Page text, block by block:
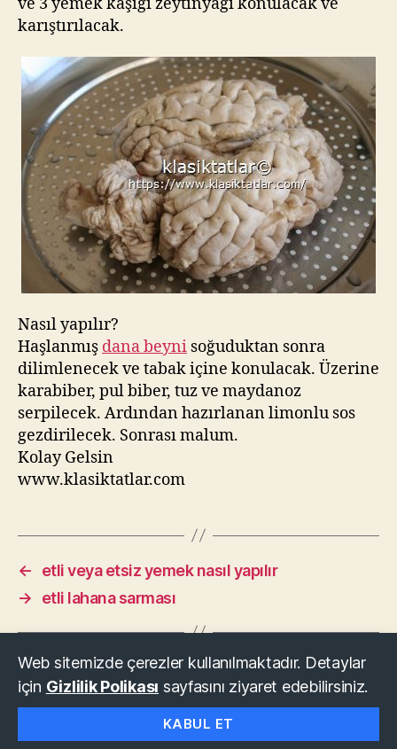
karıştırılacak.
Nasıl yapılır?
Haşlanmış dana beyni soğuduktan sonra
dilimlenecek ve tabak içine konulacak. Üzerine
karabiber, pul biber, tuz ve maydanoz
serpilecek. Ardından hazırlanan limonlu sos
gezdirilecek. Sonrası malum.
Kolay Gelsin
www.klasiktatlar.com
←
etli veya etsiz yemek nasıl yapılır
→
etli lahana sarması
KLASİK TATLAR
Web sitemizde çerezler kullanılmaktadır. Detaylar
için Gizlilik Polikası sayfasını ziyaret edebilirsiniz.
KABUL ET